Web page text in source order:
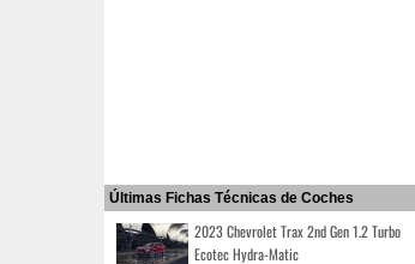
Últimas Fichas Técnicas de Coches
2023 Chevrolet Trax 2nd Gen 1.2 Turbo
Ecotec Hydra-Matic